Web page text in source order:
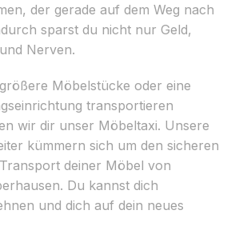
der gerade auf dem Weg nach
sparst du nicht nur Geld,
Nerven.
Möbelstücke oder eine
transportieren
wir dir unser Möbeltaxi. Unsere
kümmern sich um den sicheren
deiner Möbel von
Du kannst dich
und dich auf dein neues